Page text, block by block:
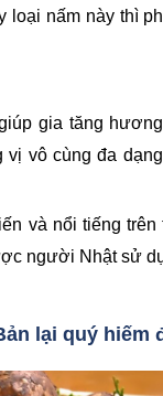
loại nấm này thì
gia tăng
vô cùng đa
và nổi tiếng
người Nhật sử
lại quý hiếm